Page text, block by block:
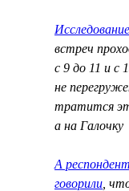
встреч
с 9 до 11 и с
не
тратится
а на Галочку
А
говорили ,